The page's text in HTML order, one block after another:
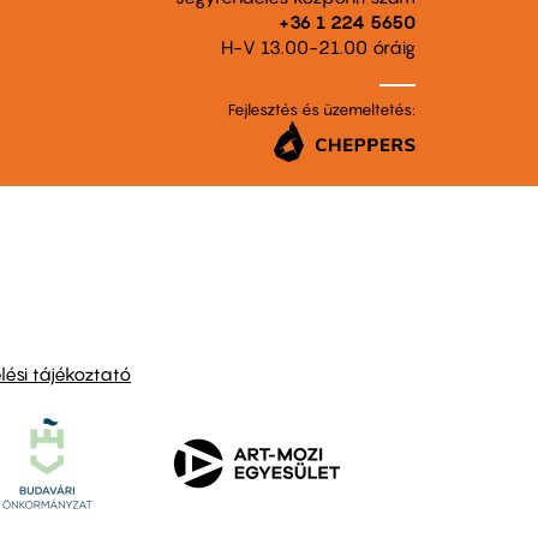
+36 1 224 5650
H-V 13.00-21.00 óráig
Fejlesztés és üzemeltetés:
tájékoztató